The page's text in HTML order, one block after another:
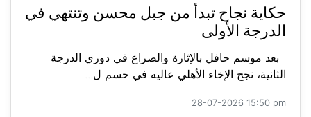
حكاية نجاح تبدأ من جبل محسن وتنتهي في
الدرجة الأولى
بعد موسم حافل بالإثارة والصراع في دوري الدرجة
الثانية، نجح الإخاء الأهلي عاليه في حسم ل...
28-07-2026 15:50 pm